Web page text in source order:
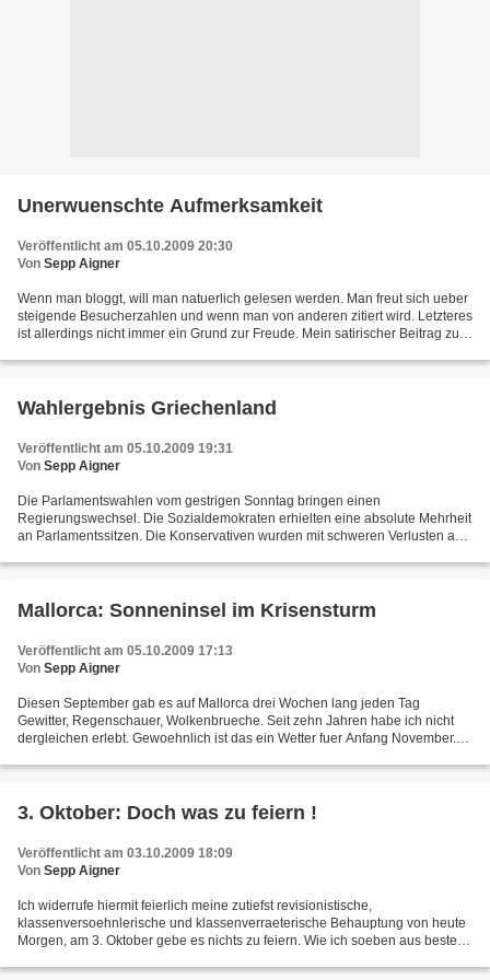
Unerwuenschte Aufmerksamkeit
Veröffentlicht am 05.10.2009 20:30
Von Sepp Aigner
Wenn man bloggt, will man natuerlich gelesen werden. Man freut sich ueber
steigende Besucherzahlen und wenn man von anderen zitiert wird. Letzteres
ist allerdings nicht immer ein Grund zur Freude. Mein satirischer Beitrag zum
Wahlergebnis Griechenland
Veröffentlicht am 05.10.2009 19:31
Von Sepp Aigner
Die Parlamentswahlen vom gestrigen Sonntag bringen einen
Regierungswechsel. Die Sozialdemokraten erhielten eine absolute Mehrheit
an Parlamentssitzen. Die Konservativen wurden mit schweren Verlusten aus
Mallorca: Sonneninsel im Krisensturm
Veröffentlicht am 05.10.2009 17:13
Von Sepp Aigner
Diesen September gab es auf Mallorca drei Wochen lang jeden Tag
Gewitter, Regenschauer, Wolkenbrueche. Seit zehn Jahren habe ich nicht
dergleichen erlebt. Gewoehnlich ist das ein Wetter fuer Anfang November.
3. Oktober: Doch was zu feiern !
Veröffentlicht am 03.10.2009 18:09
Von Sepp Aigner
Ich widerrufe hiermit feierlich meine zutiefst revisionistische,
klassenversoehnlerische und klassenverraeterische Behauptung von heute
Morgen, am 3. Oktober gebe es nichts zu feiern. Wie ich soeben aus bestens